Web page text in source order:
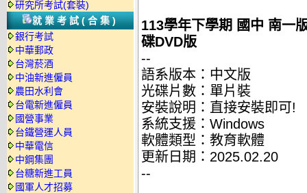
研究所考試(套裝)
就業考試(合集)
銀行考試
中華郵政
台灣菸酒
中油新進僱員
農田水利會
台電新進僱員
國營事業
台鐵營運人員
中華電信
中鋼集團
台糖新進工員
國軍人才招募
113學年下學期 國中 南一
碟DVD版
--
語系版本：中文版
光碟片數：單片裝
安裝說明：直接安裝即可!
系統支援：Windows
軟體類型：教育軟體
更新日期：2025.02.20
--